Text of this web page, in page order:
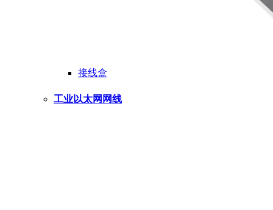
接线盒
工业以太网网线